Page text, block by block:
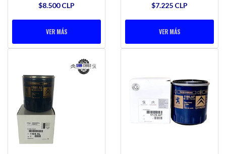
$8.500 CLP
VER MÁS
$7.225 CLP
VER MÁS